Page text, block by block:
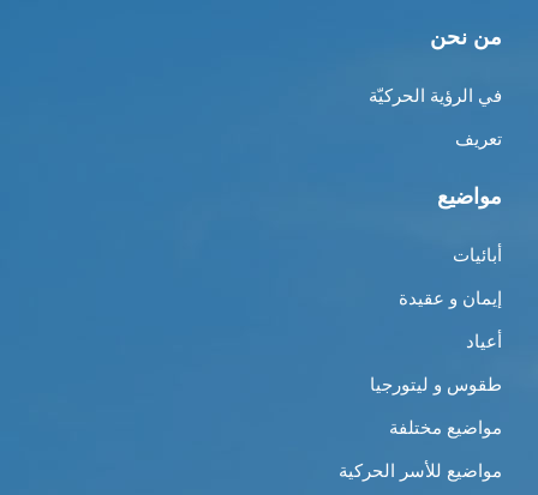
من نحن
في الرؤية الحركيّة
تعريف
مواضيع
أبائيات
إيمان و عقيدة
أعياد
طقوس و ليتورجيا
مواضيع مختلفة
مواضيع للأسر الحركية